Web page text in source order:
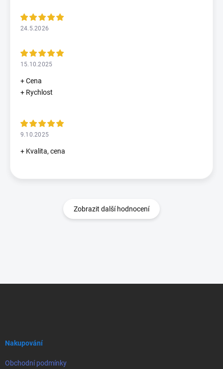
24.5.2026
15.10.2025
+ Cena
+ Rychlost
9.10.2025
+ Kvalita, cena
Zobrazit další hodnocení
Nakupování
Obchodní podmínky